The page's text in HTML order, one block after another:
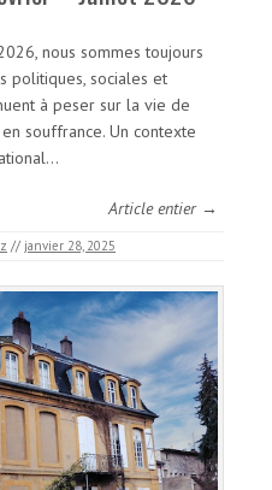
nous sommes toujours
politiques, sociales et
à peser sur la vie de
souffrance. Un contexte
Article entier →
// janvier 28, 2025